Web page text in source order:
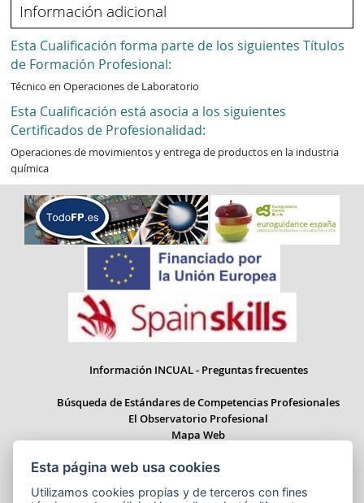
Información adicional
Esta Cualificación forma parte de los siguientes Títulos
de Formación Profesional:
Técnico en Operaciones de Laboratorio
Esta Cualificación está asocia a los siguientes
Certificados de Profesionalidad:
Operaciones de movimientos y entrega de productos en la industria
química
Información INCUAL - Preguntas frecuentes
Búsqueda de Estándares de Competencias Profesionales
El Observatorio Profesional
Mapa Web
Esta página web usa cookies
Utilizamos cookies propias y de terceros con fines